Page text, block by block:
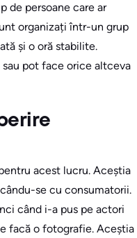
de persoane care ar
organizați într-un grup
și o oră stabilite.
pot face orice altceva
acest lucru. Aceștia
se cu consumatorii.
când i-a pus pe actori
facă o fotografie. Aceștia